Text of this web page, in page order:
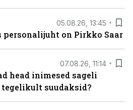
05.08.26, 13:45
personalijuht on Pirkko Saar
07.08.26, 11:14
head inimesed sageli
suudaksid?